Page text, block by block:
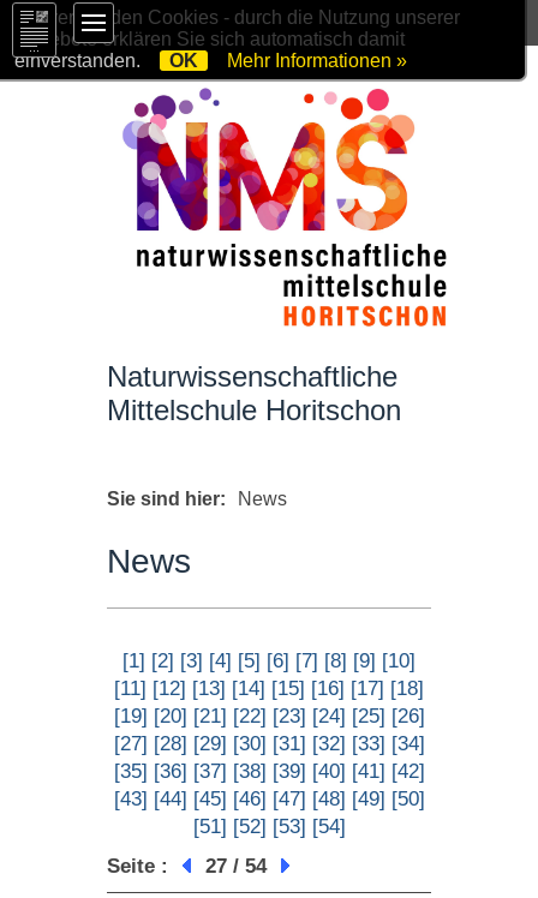
Naturwissenschaftliche
Mittelschule Horitschon
Sie sind hier: News
News
[1] [2] [3] [4] [5] [6] [7] [8] [9] [10]
[11] [12] [13] [14] [15] [16] [17] [18]
[19] [20] [21] [22] [23] [24] [25] [26]
[27] [28] [29] [30] [31] [32] [33] [34]
[35] [36] [37] [38] [39] [40] [41] [42]
[43] [44] [45] [46] [47] [48] [49] [50]
[51] [52] [53] [54]
Seite :
27 / 54
Wir verwenden Cookies - durch die Nutzung unserer
Angebote erklären Sie sich automatisch damit
einverstanden.
OK Mehr Informationen »